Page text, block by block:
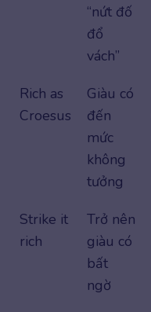
“nứt đố
đổ
vách”
Rich as
Croesus
Giàu có
đến
mức
không
tưởng
Strike it
rich
Trở nên
giàu có
bất
ngờ